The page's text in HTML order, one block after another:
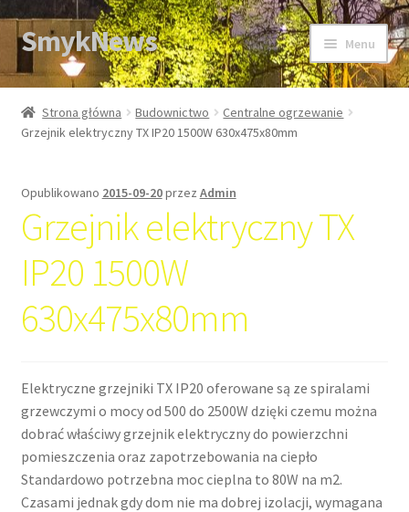
Przejdź
do
nawigacji
Przejdź
do
treści
SmykNews Menu
Strona główna
Strona główna Budownictwo
Centralne ogrzewanie
Grzejnik elektryczny TX IP20 1500W 630x475x80mm
Opublikowano 2015-09-20przez Admin
Grzejnik elektryczny TX
IP20 1500W
630x475x80mm
Elektryczne grzejniki TX IP20 oferowane są ze spiralami
grzewczymi o mocy od 500 do 2500W dzięki czemu można
dobrać właściwy grzejnik elektryczny do powierzchni
pomieszczenia oraz zapotrzebowania na ciepło
Standardowo potrzebna moc cieplna to 80W na m2.
Czasami jednak gdy dom nie ma dobrej izolacji, wymagana